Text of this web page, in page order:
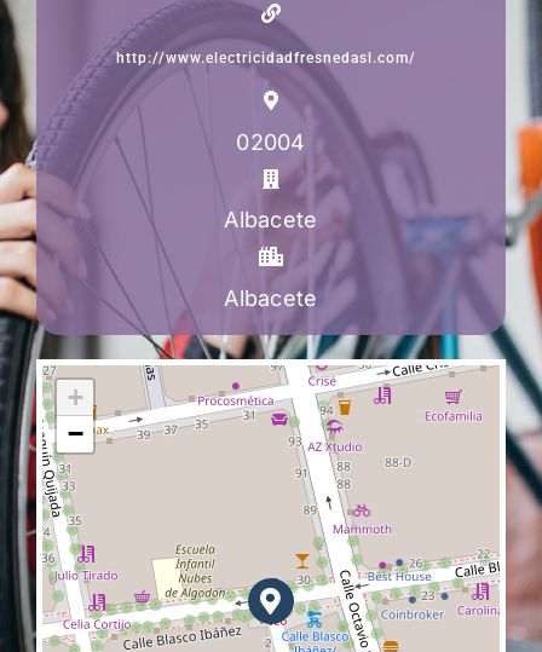
http://www.electricidadfresnedasl.com/
02004
Albacete
Albacete
+
−